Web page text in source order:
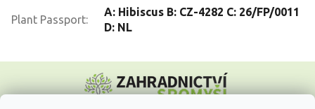
Plant Passport:
A: Hibiscus B: CZ-4282 C: 26/FP/0011
D: NL
p